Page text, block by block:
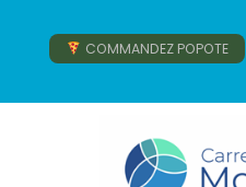
COMMANDEZ POPOTE